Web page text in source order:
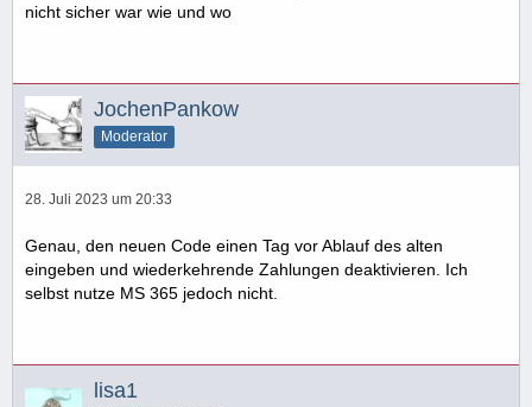
nicht sicher war wie und wo
JochenPankow
Moderator
28. Juli 2023 um 20:33
Genau, den neuen Code einen Tag vor Ablauf des alten
eingeben und wiederkehrende Zahlungen deaktivieren. Ich
selbst nutze MS 365 jedoch nicht.
lisa1